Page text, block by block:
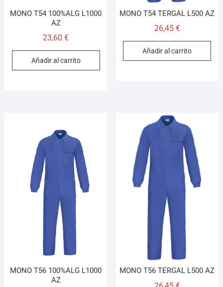
MONO T54 100%ALG L1000
AZ
23,60€
Añadir al carrito
MONO T54 TERGAL L500 AZ
26,45 €
Añadir al carrito
MONO T56 100%ALG L1000
AZ
MONO T56 TERGAL L500 AZ